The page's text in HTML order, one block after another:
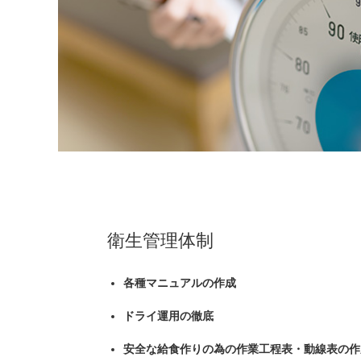
衛生管理体制
各種マニュアルの作成
ドライ運用の徹底
安全な給食作りの為の作業工程表・動線表の